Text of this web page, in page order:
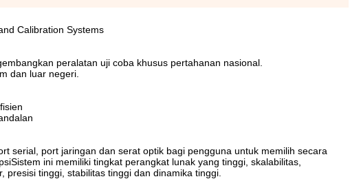
Calibration Systems
peralatan uji coba khusus pertahanan nasional.
dan luar negeri.
serial, port jaringan dan serat optik bagi pengguna untuk memilih secara
ini memiliki tingkat perangkat lunak yang tinggi, skalabilitas,
tinggi, stabilitas tinggi dan dinamika tinggi.